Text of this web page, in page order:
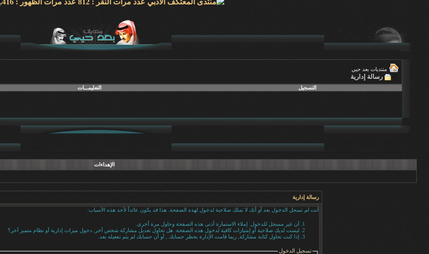
منتديات بعد حيي
رسالة إدارية
التسجيل
التعليمـــات
الإهداءات
رسالة إدارية
أنت لم تسجل الدخول بعد أو أنك لا تملك صلاحية لدخول لهذه الصفحة. هذا قد يكون عائداً لأحد هذه الأسباب:
أن غير مسجل للدخول. إملاء الاستمارة أدنى هذه الصفحة وحاول مرة أخرى.
ليست لديك صلاحية أو إمتيازات كافية لدخول هذه الصفحة. هل تحاول تعديل مشاركة شخص آخر, دخول ميزات إدارية أو نظام متميز آخر؟
إذا كنت تحاول كتابة مشاركة, ربما قامت الإدارة بحظر حسابك , أو أن حسابك لم يتم تفعيله بعد.
تسجيل الدخول